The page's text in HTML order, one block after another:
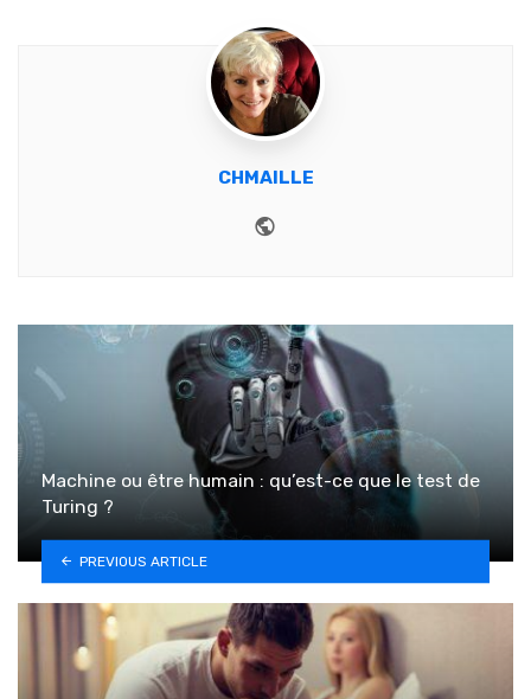
CHMAILLE
Machine ou être humain : qu’est-ce que le test de
Turing ?
PREVIOUS ARTICLE